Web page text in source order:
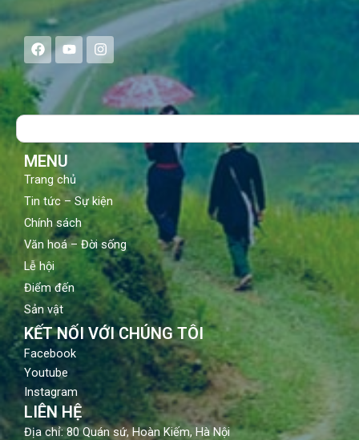
F
a
c
e
b
o
Y
o
u
t
u
b
I
n
s
a
g
Search
MENU
Trang chủ
Tin tức – Sự kiện
Chính sách
Văn hoá – Đời sống
Lễ hội
Điểm đến
Sản vật
KẾT NỐI VỚI CHÚNG TÔI
Facebook
Youtube
Instagram
LIÊN HỆ
Địa chỉ: 80 Quán sứ, Hoàn Kiếm, Hà Nội